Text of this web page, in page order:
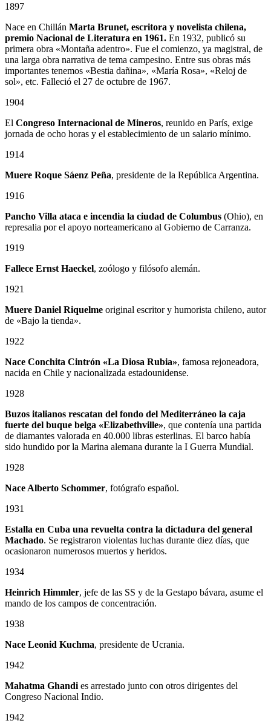
1897
Nace en Chillán Marta Brunet, escritora y novelista chilena,
premio Nacional de Literatura en 1961. En 1932, publicó su
primera obra «Montaña adentro». Fue el comienzo, ya magistral, de
una larga obra narrativa de tema campesino. Entre sus obras más
importantes tenemos «Bestia dañina», «María Rosa», «Reloj de
sol», etc. Falleció el 27 de octubre de 1967.
1904
El Congreso Internacional de Mineros, reunido en París, exige
jornada de ocho horas y el establecimiento de un salario mínimo.
1914
Muere Roque Sáenz Peña, presidente de la República Argentina.
1916
Pancho Villa ataca e incendia la ciudad de Columbus (Ohio), en
represalia por el apoyo norteamericano al Gobierno de Carranza.
1919
Fallece Ernst Haeckel, zoólogo y filósofo alemán.
1921
Muere Daniel Riquelme original escritor y humorista chileno, autor
de «Bajo la tienda».
1922
Nace Conchita Cintrón «La Diosa Rubia», famosa rejoneadora,
nacida en Chile y nacionalizada estadounidense.
1928
Buzos italianos rescatan del fondo del Mediterráneo la caja
fuerte del buque belga «Elizabethville», que contenía una partida
de diamantes valorada en 40.000 libras esterlinas. El barco había
sido hundido por la Marina alemana durante la I Guerra Mundial.
1928
Nace Alberto Schommer, fotógrafo español.
1931
Estalla en Cuba una revuelta contra la dictadura del general
Machado. Se registraron violentas luchas durante diez días, que
ocasionaron numerosos muertos y heridos.
1934
Heinrich Himmler, jefe de las SS y de la Gestapo bávara, asume el
mando de los campos de concentración.
1938
Nace Leonid Kuchma, presidente de Ucrania.
1942
Mahatma Ghandi es arrestado junto con otros dirigentes del
Congreso Nacional Indio.
1942